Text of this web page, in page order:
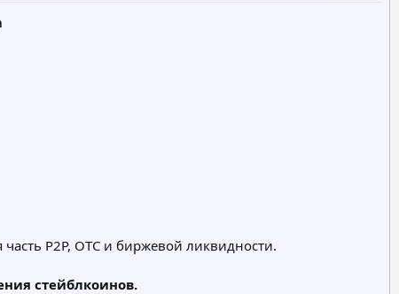
P2P, OTC и биржевой ликвидности.
стейблкоинов.